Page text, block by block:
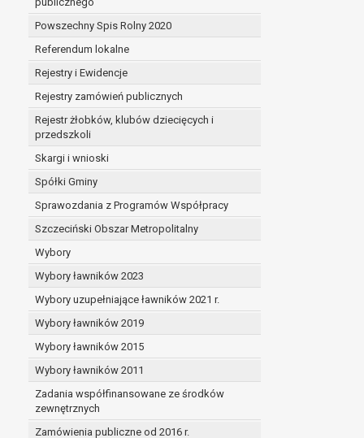
Powszechny Spis Rolny 2020
Referendum lokalne
Rejestry i Ewidencje
Rejestry zamówień publicznych
Rejestr żłobków, klubów dziecięcych i
przedszkoli
Skargi i wnioski
Spółki Gminy
Sprawozdania z Programów Współpracy
Szczeciński Obszar Metropolitalny
Wybory
Wybory ławników 2023
Wybory uzupełniające ławników 2021 r.
Wybory ławników 2019
Wybory ławników 2015
Wybory ławników 2011
Zadania współfinansowane ze środków
zewnętrznych
Zamówienia publiczne od 2016 r.